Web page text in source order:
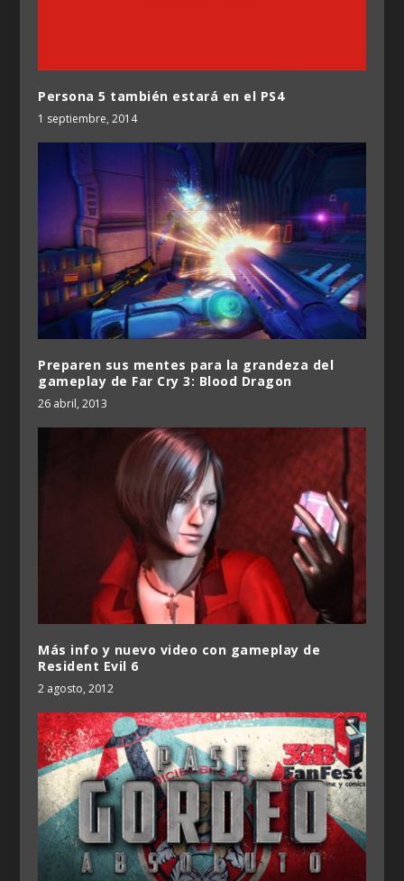
Persona 5 también estará en el PS4
1 septiembre, 2014
Preparen sus mentes para la grandeza del
gameplay de Far Cry 3: Blood Dragon
26 abril, 2013
Más info y nuevo video con gameplay de
Resident Evil 6
2 agosto, 2012